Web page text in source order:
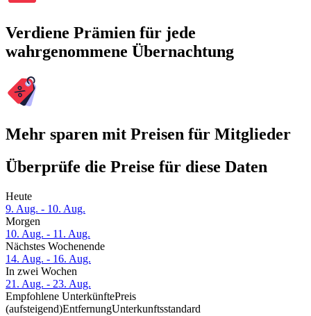
Verdiene Prämien für jede
wahrgenommene Übernachtung
Mehr sparen mit Preisen für Mitglieder
Überprüfe die Preise für diese Daten
Heute
9. Aug. - 10. Aug.
Morgen
10. Aug. - 11. Aug.
Nächstes Wochenende
14. Aug. - 16. Aug.
In zwei Wochen
21. Aug. - 23. Aug.
Empfohlene UnterkünftePreis
(aufsteigend)EntfernungUnterkunftsstandard